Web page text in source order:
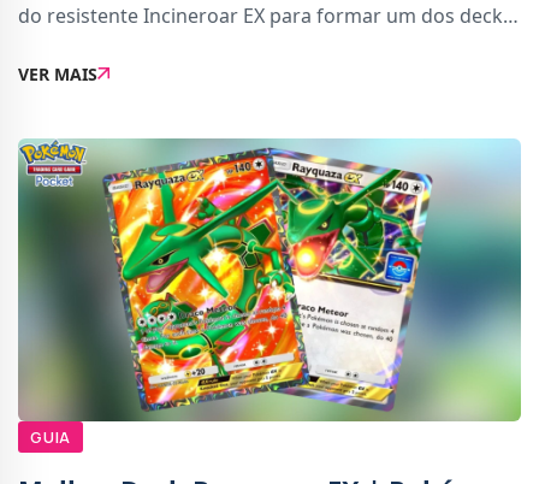
do resistente Incineroar EX para formar um dos decks
para jogadores que querem combinaçã
VER MAIS
GUIA